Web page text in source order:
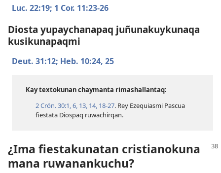
Luc. 22:19; 1 Cor. 11:​23-26
Diosta yupaychanapaq juñunakuykunaqa
kusikunapaqmi
Deut. 31:12; Heb. 10:​24, 25
Kay textokunan chaymanta rimashallantaq:
2 Crón. 30:​1,6,13, 14,18-27. Rey Ezequiasmi Pascua
fiestata Diospaq ruwachirqan.
¿Ima fiestakunatan cristianokuna
mana ruwanankuchu?